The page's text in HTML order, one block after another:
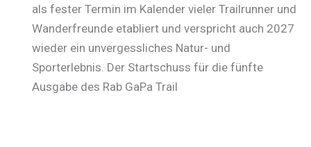
als fester Termin im Kalender vieler Trailrunner und
Wanderfreunde etabliert und verspricht auch 2027
wieder ein unvergessliches Natur- und
Sporterlebnis. Der Startschuss für die fünfte
Ausgabe des Rab GaPa Trail